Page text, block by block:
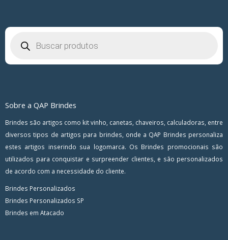
produtos
Sobre a QAP Brindes
Brindes são artigos como kit vinho, canetas, chaveiros, calculadoras, entre
diversos tipos de artigos para brindes, onde a QAP Brindes personaliza
estes artigos inserindo sua logomarca. Os Brindes promocionais são
utilizados para conquistar e surpreender clientes, e são personalizados
de acordo com a necessidade do cliente.
Brindes Personalizados
Brindes Personalizados SP
Brindes em Atacado